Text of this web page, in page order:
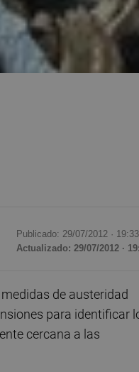
Publicado: 29/07/2012 · 19:33
Actualizado: 29/07/2012 ·
de austeridad
para identificar
cercana a las